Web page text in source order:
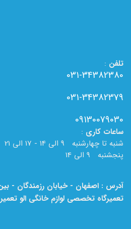
تلفن :
031-34382380
031-34382379
09130079030
ساعات کاری :
شنبه تا چهارشنبه 9 الی 14 - 17 الی 21
پنجشنبه 9 الی 14
تعمیرگاه تخصصی لوازم خانگی الو تعمیر